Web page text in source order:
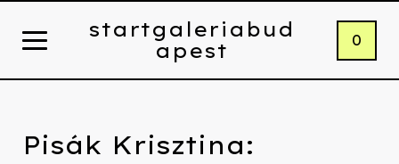
startgaleriabud
apest
0
Pisák Krisztina: